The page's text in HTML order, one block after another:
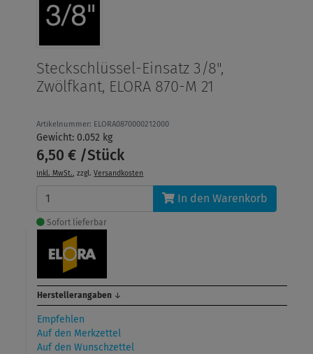
Steckschlüssel-Einsatz 3/8",
Zwölfkant, ELORA 870-M 21
Artikelnummer: ELORA0870000212000
Gewicht: 0.052 kg
6,50 € /Stück
inkl. MwSt., zzgl.Versandkosten
In den Warenkorb
Sofort lieferbar
Herstellerangaben ↓
Empfehlen
Auf den Merkzettel
Auf den Wunschzettel